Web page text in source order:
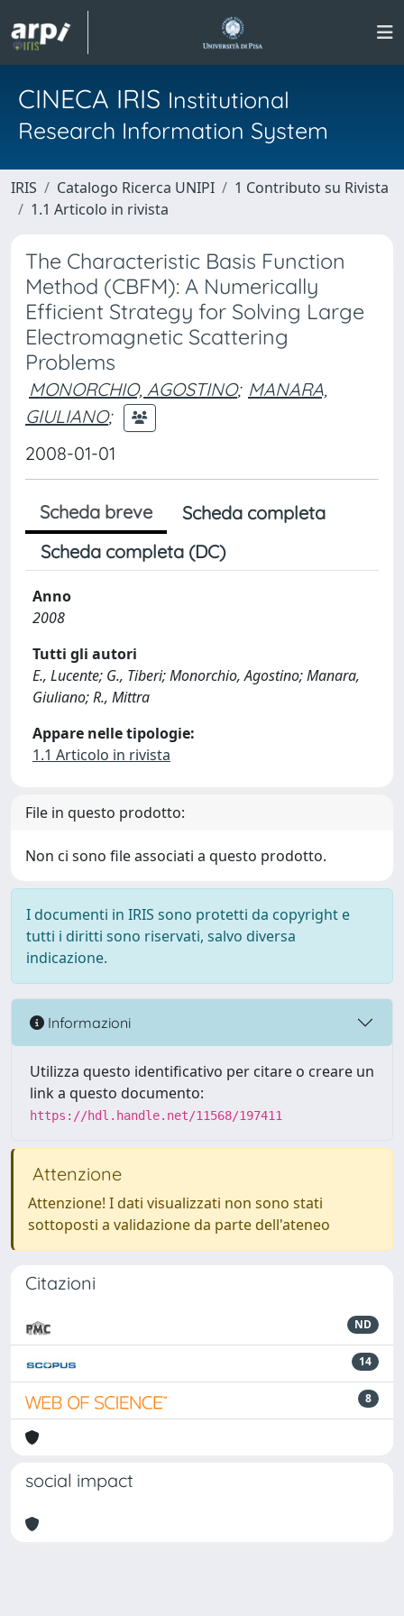
CINECA IRIS Institutional
Research Information System
IRIS Catalogo Ricerca UNIPI
1 Contributo su Rivista
1.1 Articolo in rivista
The Characteristic Basis Function
Method (CBFM): A Numerically
Efficient Strategy for Solving Large
Electromagnetic Scattering
Problems
MONORCHIO, AGOSTINO; MANARA,
GIULIANO;
2008-01-01
Scheda breve
Scheda completa
Scheda completa (DC)
Anno
2008
Tutti gli autori
E., Lucente; G., Tiberi; Monorchio, Agostino; Manara,
Giuliano; R., Mittra
Appare nelle tipologie:
1.1 Articolo in rivista
File in questo prodotto:
Non ci sono file associati a questo prodotto.
I documenti in IRIS sono protetti da copyright e
tutti i diritti sono riservati, salvo diversa
indicazione.
Informazioni
Utilizza questo identificativo per citare o creare un
link a questo documento:
https://hdl.handle.net/11568/197411
Attenzione
Attenzione! I dati visualizzati non sono stati
sottoposti a validazione da parte dell'ateneo
Citazioni
ND
14
8
social impact